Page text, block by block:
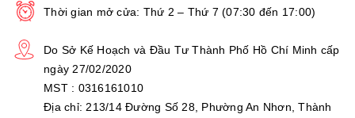
Thời gian mở cửa: Thứ 2 – Thứ 7 (07:30 đến 17:00)
Do Sở Kế Hoạch và Đầu Tư Thành Phố Hồ Chí Minh cấp
ngày 27/02/2020
MST : 0316161010
Địa chỉ: 213/14 Đường Số 28, Phường An Nhơn, Thành